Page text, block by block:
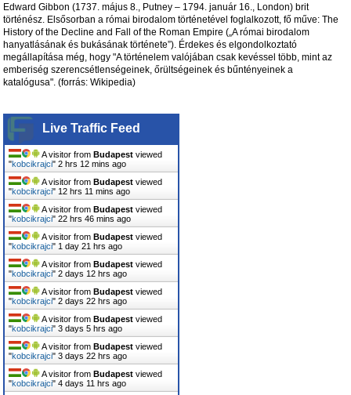
Edward Gibbon (1737. május 8., Putney – 1794. január 16., London) brit
történész. Elsősorban a római birodalom történetével foglalkozott, fő műve: The
History of the Decline and Fall of the Roman Empire („A római birodalom
hanyatlásának és bukásának története”). Érdekes és elgondolkoztató
megállapítása még, hogy "A történelem valójában csak kevéssel több, mint az
emberiség szerencsétlenségeinek, őrültségeinek és bűntényeinek a
katalógusa". (forrás: Wikipedia)
Live Traffic Feed
A visitor fromBudapest viewed
"kobcikrajci"2 hrs 12 mins ago
A visitor fromBudapest viewed
"kobcikrajci" 12 hrs 11 mins ago
A visitor fromBudapest viewed
"kobcikrajci"22 hrs 46 mins ago
A visitor fromBudapest viewed
"kobcikrajci" 1 day 21 hrs ago
A visitor fromBudapest viewed
"kobcikrajci"2 days 12 hrs ago
A visitor fromBudapest viewed
"kobcikrajci"2 days 22 hrs ago
A visitor fromBudapest viewed
"kobcikrajci"3 days 5 hrs ago
A visitor fromBudapest viewed
"kobcikrajci"3 days 22 hrs ago
A visitor fromBudapest viewed
"kobcikrajci"4 days 11 hrs ago